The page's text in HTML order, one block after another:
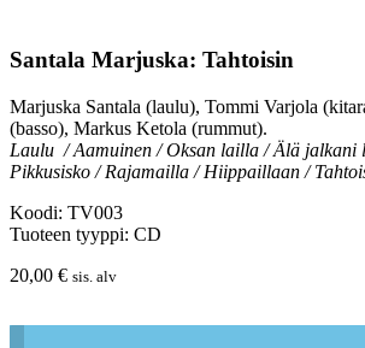
Santala Marjuska: Tahtoisin
Marjuska Santala (laulu), Tommi Varjola
(basso), Markus Ketola (rummut).
Laulu / Aamuinen / Oksan lailla / Älä jalkani
Pikkusisko / Rajamailla / Hiippaillaan /
Koodi: TV003
Tuoteen tyyppi: CD
20,00 € sis. alv